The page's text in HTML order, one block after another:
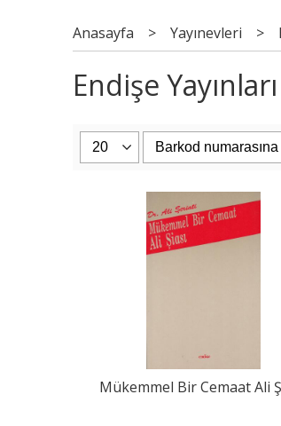
Anasayfa > Yayınevleri >
Endişe
Mükemmel Bir Cemaat Ali